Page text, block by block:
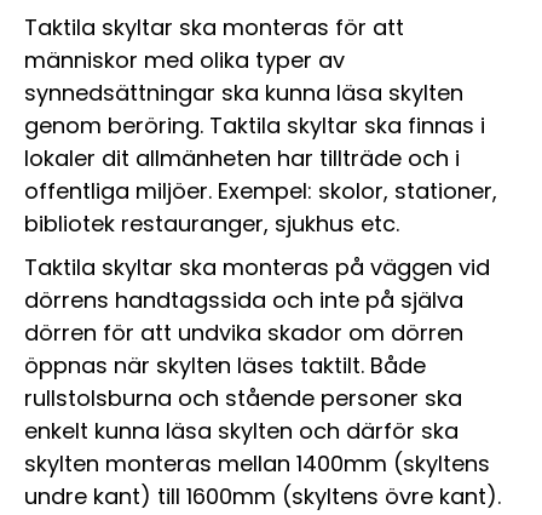
Taktila skyltar ska monteras för att
människor med olika typer av
synnedsättningar ska kunna läsa skylten
genom beröring. Taktila skyltar ska finnas i
lokaler dit allmänheten har tillträde och i
offentliga miljöer. Exempel: skolor, stationer,
bibliotek restauranger, sjukhus etc.
Taktila skyltar ska monteras på väggen vid
dörrens handtagssida och inte på själva
dörren för att undvika skador om dörren
öppnas när skylten läses taktilt. Både
rullstolsburna och stående personer ska
enkelt kunna läsa skylten och därför ska
skylten monteras mellan 1400mm (skyltens
undre kant) till 1600mm (skyltens övre kant).